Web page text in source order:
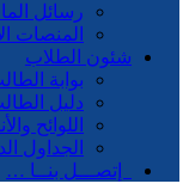
رسائل
المنصات
شئون الطلاب
بوابة
دليل
اللوائح
الجداول
إتصـــل بنــا …